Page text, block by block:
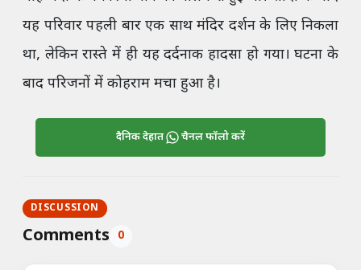
यह परिवार पहली बार एक साथ मंदिर दर्शन के लिए निकला
था, लेकिन रास्ते में ही यह दर्दनाक हादसा हो गया। घटना के
बाद परिजनों में कोहराम मचा हुआ है।
दैनिक देहात चैनल फॉलो करें
DISCUSSION
Comments 0